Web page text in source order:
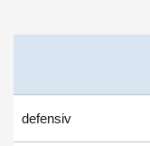
defensiv